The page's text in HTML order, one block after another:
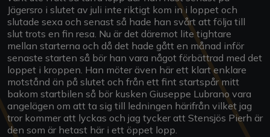
Jägersro i slutet av juli inte riktigt kom in i loppet och
slutade sexa och senast så hade han svårt att följa till
slut trots en fin resa. Nu är det däremot lite tightare
mellan starterna och då det hade gått en månad inför
senaste starten så bör han vara något förbättrad med det
loppet i kroppen. Han möter även här ett klart enklare
motstånd än på slutet och från ett fint startspår mitt
bakom startbilen så bör kusken Giuseppe Lubrano vara
angelägen om att ta sig till ledningen härifrån vilket jag
tror kommer att lyckas och jag tycker att Stensjös Pierh är
den som är hetast här i ett öppet lopp.